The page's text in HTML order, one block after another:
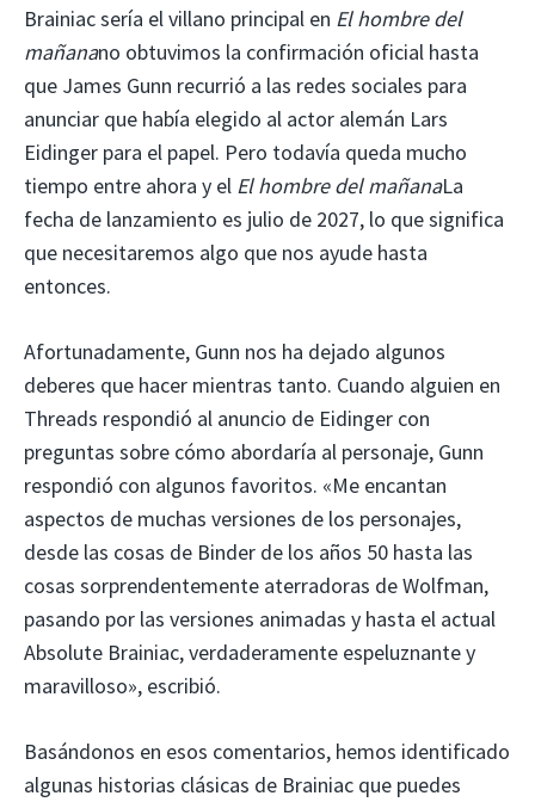
Brainiac sería el villano principal en El hombre del
mañanano obtuvimos la confirmación oficial hasta
que James Gunn recurrió a las redes sociales para
anunciar que había elegido al actor alemán Lars
Eidinger para el papel. Pero todavía queda mucho
tiempo entre ahora y el El hombre del mañanaLa
fecha de lanzamiento es julio de 2027, lo que significa
que necesitaremos algo que nos ayude hasta
entonces.
Afortunadamente, Gunn nos ha dejado algunos
deberes que hacer mientras tanto. Cuando alguien en
Threads respondió al anuncio de Eidinger con
preguntas sobre cómo abordaría al personaje, Gunn
respondió con algunos favoritos. «Me encantan
aspectos de muchas versiones de los personajes,
desde las cosas de Binder de los años 50 hasta las
cosas sorprendentemente aterradoras de Wolfman,
pasando por las versiones animadas y hasta el actual
Absolute Brainiac, verdaderamente espeluznante y
maravilloso», escribió.
Basándonos en esos comentarios, hemos identificado
algunas historias clásicas de Brainiac que puedes